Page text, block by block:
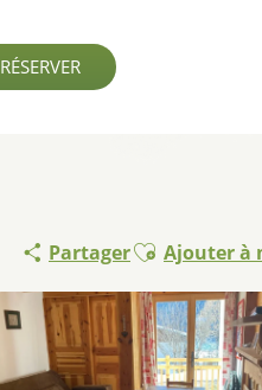
RÉSERVER
PartagerAjouter aux
Ajouter à